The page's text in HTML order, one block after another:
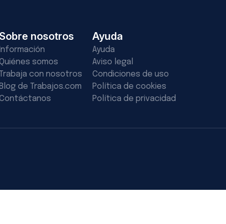
Sobre nosotros
Información
somos
Trabaja con nosotros
Blog de Trabajos.com
Ayuda
Ayuda
Aviso legal
Condiciones de uso
Política de cookies
Política de privacidad